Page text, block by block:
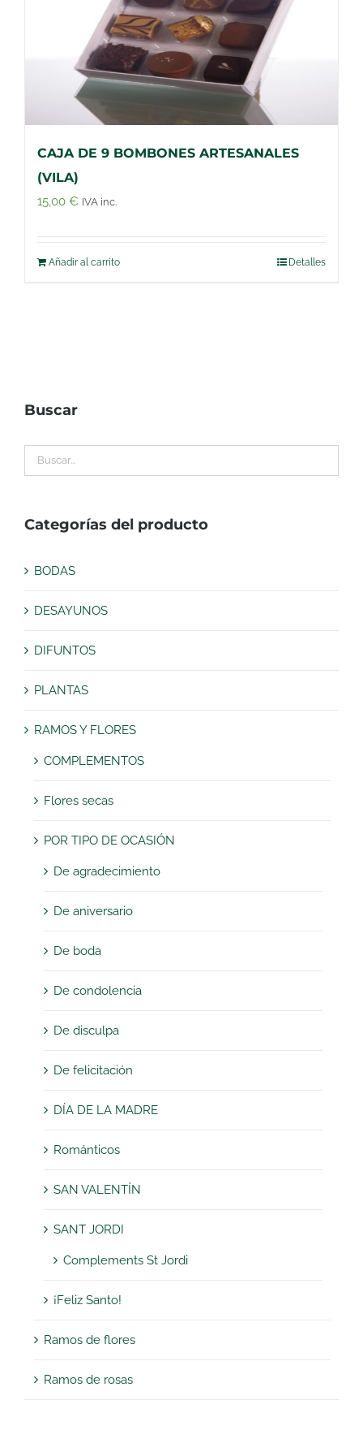
CAJA DE 9 BOMBONES ARTESANALES
(VILA)
15,00 € IVA inc.
Añadir al carrito Detalles
Buscar
Categorías del producto
BODAS
DESAYUNOS
DIFUNTOS
PLANTAS
RAMOS Y FLORES
COMPLEMENTOS
Flores secas
POR TIPO DE OCASIÓN
De agradecimiento
De aniversario
De boda
De condolencia
De disculpa
De felicitación
DÍA DE LA MADRE
Románticos
SAN VALENTÍN
SANT JORDI
Complements St Jordi
¡Feliz Santo!
Ramos de flores
Ramos de rosas